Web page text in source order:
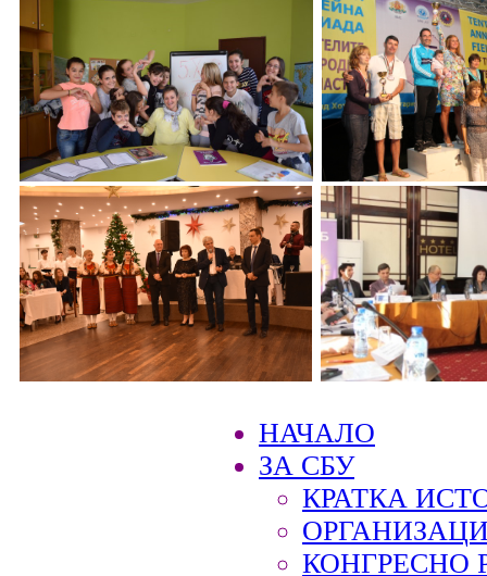
НАЧАЛО
ЗА СБУ
КРАТКА
КОНГРЕСНО